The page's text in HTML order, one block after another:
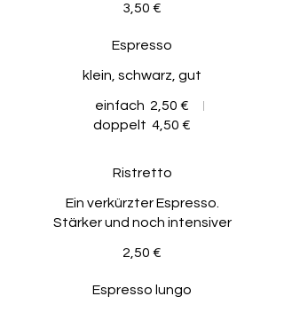
3,50 €
Espresso
klein, schwarz, gut
einfach 2,50 €
doppelt 4,50 €
Ristretto
Ein verkürzter Espresso.
Stärker und noch intensiver
2,50 €
Espresso lungo